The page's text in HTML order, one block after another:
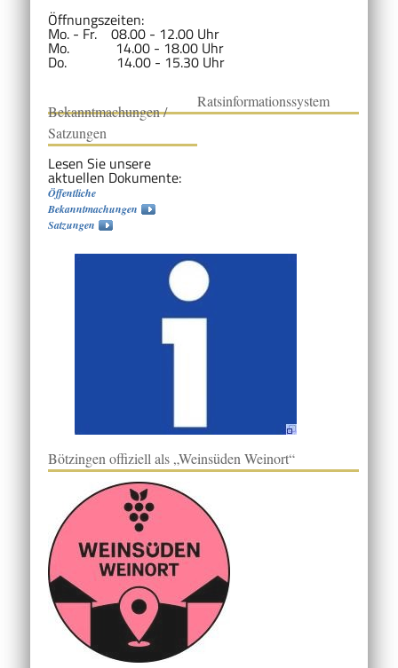
Öffnungszeiten:
Mo. - Fr. 08.00 - 12.00 Uhr
Mo. 14.00 - 18.00 Uhr
Do. 14.00 - 15.30 Uhr
Bekanntmachungen /
Satzungen
Lesen Sie unsere
aktuellen Dokumente:
Öffentliche
Bekanntmachungen
Satzungen
Ratsinformationssystem
Bötzingen offiziell als „Weinsüden Weinort“